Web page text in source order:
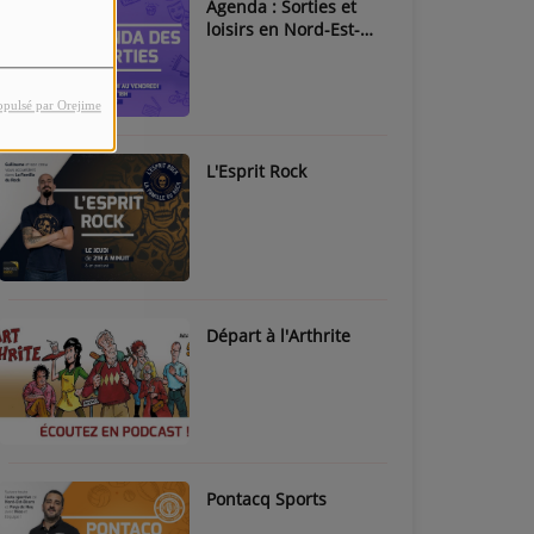
par Orejime
Agenda : Sorties et
loisirs en Nord-Est-
L'Esprit Rock
Départ à l'Arthrite
Pontacq Sports